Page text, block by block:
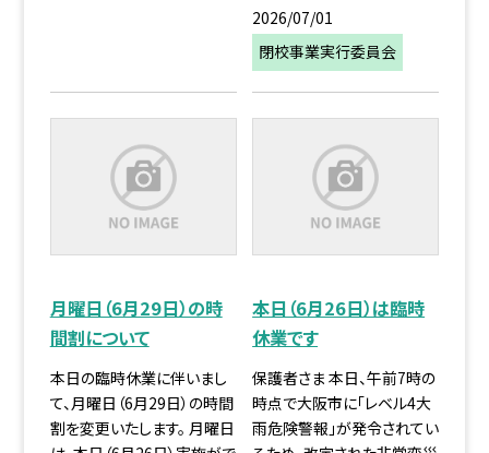
2026/07/01
閉校事業実行委員会
月曜日（6月29日）の時
間割について
本日の臨時休業に伴いまし
て、月曜日（6月29日）の時間
割を変更いたします。 月曜日
本日（6月26日）は臨時
休業です
保護者さま 本日、午前7時の
時点で大阪市に「レベル4大
雨危険警報」が発令されてい